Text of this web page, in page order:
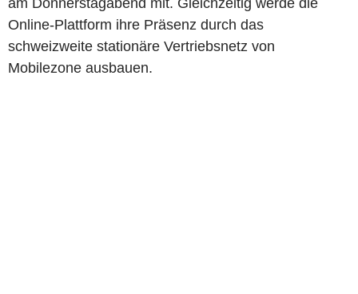
Online-Plattform ihre Präsenz durch das
schweizweite stationäre Vertriebsnetz von
Mobilezone ausbauen.